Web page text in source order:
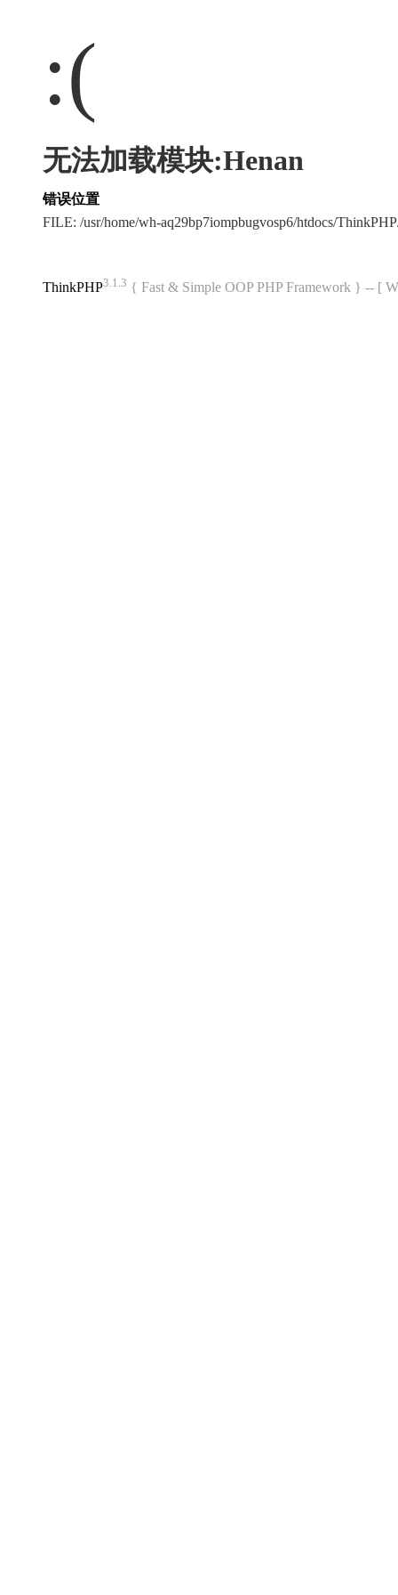
:(
无法加载模块:Henan
错误位置
FILE: /usr/home/wh-aq29bp7iompbugvosp6/htdocs/
ThinkPHP3.1.3 { Fast & Simple OOP PHP Framework } -- [